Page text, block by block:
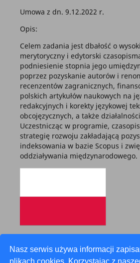
Nasz serwis używa informacji
plikach cookies. Korzystając z
Umowa z dn. 9.12.2022 r.
Opis:
Celem zadania jest dbałość o
merytoryczny i edytorski
podniesienie stopnia jego
poprzez pozyskanie autorów i
recenzentów zagranicznych,
polskich artykułów naukowych na
redakcyjnych i korekty językowej
obcojęzycznych, a także
Uczestnicząc w programie,
strategię rozwoju zakładającą
indeksowania w bazie Scopus i
oddziaływania międzynarodowego.